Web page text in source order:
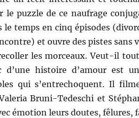
le puzzle de ce naufrage
le temps en cinq épisodes
et ouvre des pistes sans
les morceaux. Veut-il
d’une histoire d’amour est
qui s’entrechoquent. Il
Bruni-Tedeschi et
émotion leurs doutes, fêlures,